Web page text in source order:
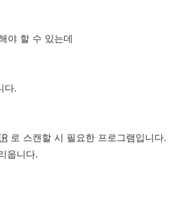
야 할 수 있는데
다.
로 스캔할 시 필요한 프로그램입니다.
웁니다.